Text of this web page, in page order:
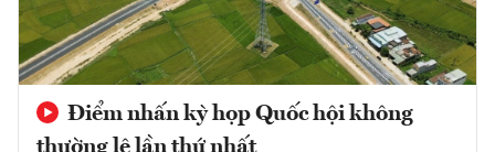
Điểm nhấn kỳ họp Quốc hội không